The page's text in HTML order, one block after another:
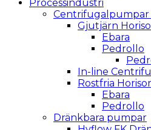
Processindustri
Centrifugalpumpar
Gjutjärn
Ebara
Pedrollo
In-line
Rostfria
Ebara
Pedrollo
Dränkbara pumpar